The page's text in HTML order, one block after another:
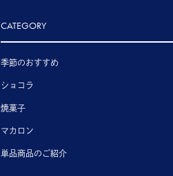
CATEGORY
季節のおすすめ
ショコラ
焼菓子
マカロン
単品商品のご紹介